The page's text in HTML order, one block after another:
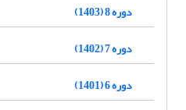
دوره 8 (1403)
دوره 7 (1402)
دوره 6 (1401)